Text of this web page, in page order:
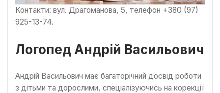
Контакти: вул. Драгоманова, 5, телефон +380 (97)
925-13-74.
Логопед Андрій Васильович
Андрій Васильович має багаторічний досвід роботи
з дітьми та дорослими, спеціалізуючись на корекції